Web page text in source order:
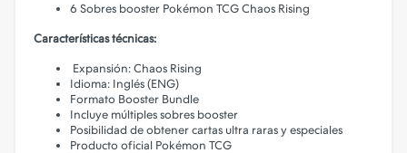
6 Sobres booster Pokémon TCG Chaos Rising
Características técnicas:
Expansión: Chaos Rising
Idioma: Inglés (ENG)
Formato Booster Bundle
Incluye múltiples sobres booster
Posibilidad de obtener cartas ultra raras y especiales
Producto oficial Pokémon TCG